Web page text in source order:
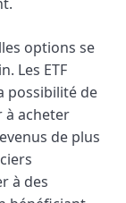
options se
Les ETF
possibilité de
à acheter
de plus
à des